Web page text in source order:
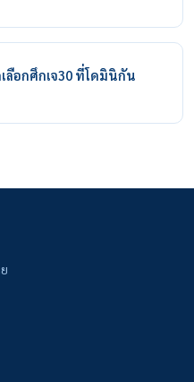
ลือกศึกเจ30 ที่โดมินิกัน